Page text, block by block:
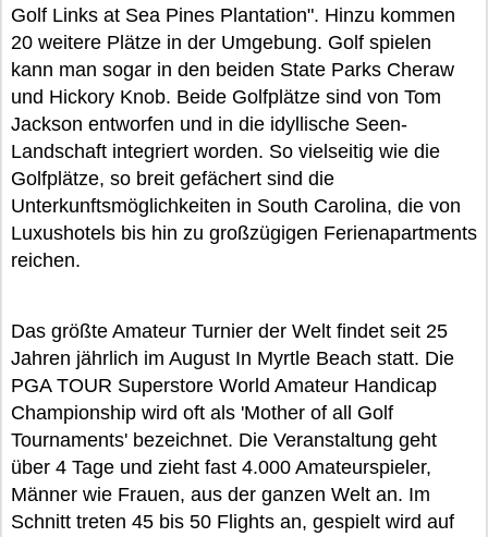
Golf Links at Sea Pines Plantation". Hinzu kommen
20 weitere Plätze in der Umgebung. Golf spielen
kann man sogar in den beiden State Parks Cheraw
und Hickory Knob. Beide Golfplätze sind von Tom
Jackson entworfen und in die idyllische Seen-
Landschaft integriert worden. So vielseitig wie die
Golfplätze, so breit gefächert sind die
Unterkunftsmöglichkeiten in South Carolina, die von
Luxushotels bis hin zu großzügigen Ferienapartments
reichen.
Das größte Amateur Turnier der Welt findet seit 25
Jahren jährlich im August In Myrtle Beach statt. Die
PGA TOUR Superstore World Amateur Handicap
Championship wird oft als 'Mother of all Golf
Tournaments' bezeichnet. Die Veranstaltung geht
über 4 Tage und zieht fast 4.000 Amateurspieler,
Männer wie Frauen, aus der ganzen Welt an. Im
Schnitt treten 45 bis 50 Flights an, gespielt wird auf